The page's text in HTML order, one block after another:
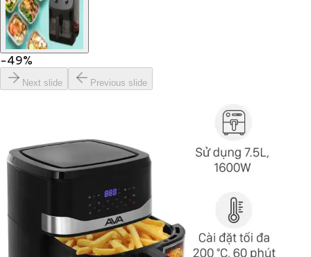
−49%
Next slide Previous slide